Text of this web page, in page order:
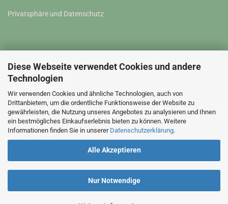
Diese Webseite verwendet Cookies und andere
Technologien
Wir verwenden Cookies und ähnliche Technologien, auch von
Drittanbietern, um die ordentliche Funktionsweise der Website zu
gewährleisten, die Nutzung unseres Angebotes zu analysieren und Ihnen
ein bestmögliches Einkaufserlebnis bieten zu können. Weitere
Informationen finden Sie in unserer Datenschutzerklärung.
Alle Akzeptieren
Nur Notwendige
Privatsphäre und Datenschutz
WISSENSWERTES
WISSENSWERTES
Kontakt
Callback Service